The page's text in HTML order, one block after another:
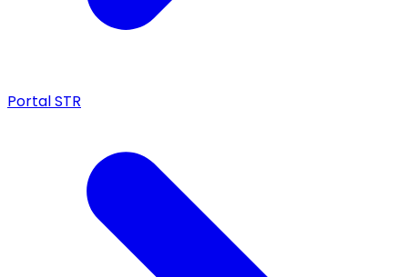
Portal STR